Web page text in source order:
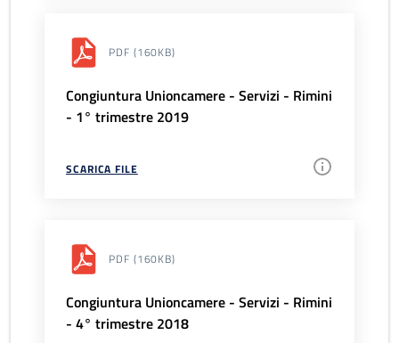
PDF (160KB)
Congiuntura Unioncamere - Servizi - Rimini
- 1° trimestre 2019
SCARICA FILE
PDF (160KB)
Congiuntura Unioncamere - Servizi - Rimini
- 4° trimestre 2018